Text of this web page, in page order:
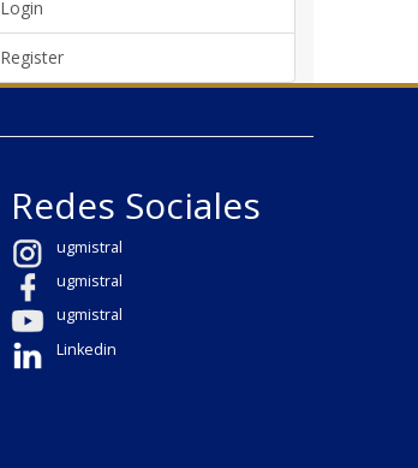
Login
Register
Redes Sociales
ugmistral
ugmistral
ugmistral
Linkedin